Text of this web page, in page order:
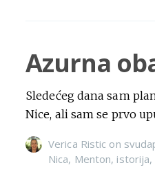
Azurna
Sledećeg dana sam
Nice, ali sam se prvo
Verica Ristic on
Nica, Menton, istorija,